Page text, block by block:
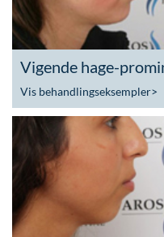
Vigende hage-
Vis behandlingseksempler>